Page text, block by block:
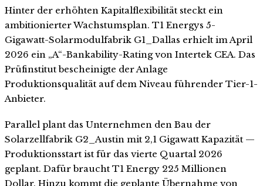
Hinter der erhöhten Kapitalflexibilität steckt ein
ambitionierter Wachstumsplan. T1 Energys 5-
Gigawatt-Solarmodulfabrik G1_Dallas erhielt im April
2026 ein „A“-Bankability-Rating von Intertek CEA. Das
Prüfinstitut bescheinigte der Anlage
Produktionsqualität auf dem Niveau führender Tier-1-
Anbieter.
Parallel plant das Unternehmen den Bau der
Solarzellfabrik G2_Austin mit 2,1 Gigawatt Kapazität —
Produktionsstart ist für das vierte Quartal 2026
geplant. Dafür braucht T1 Energy 225 Millionen
Dollar. Hinzu kommt die geplante Übernahme von